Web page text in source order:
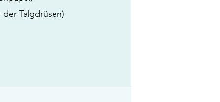
Talgdrüsen)